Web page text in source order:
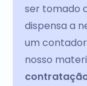
ser tomado
dispensa a
um
nosso